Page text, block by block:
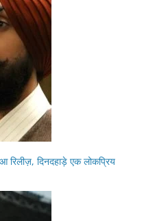
रिलीज़, दिनदहाड़े एक लोकप्रिय